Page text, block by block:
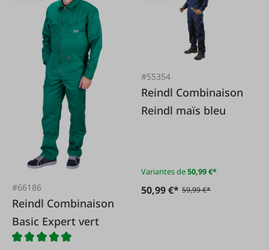
#66186
Reindl Combinaison
Basic Expert vert
#55354
Reindl Combinaison
Reindl maïs bleu
Variantes de50,99 €*
50,99 €* 59,99 €*